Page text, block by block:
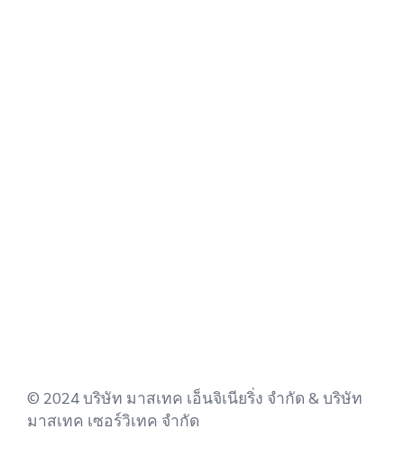
© 2024 บริษัท มาสเทค เอ็นจิเนียริ่ง จำกัด & บริษัท
มาสเทค เซอร์วิเทค จำกัด